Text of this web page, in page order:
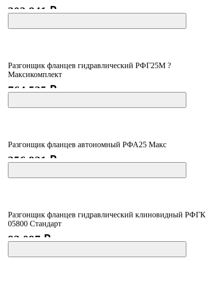
302 841 ₽
Разгонщик фланцев гидравлический РФГ25М ?
Максикомплект
764 535 ₽
Разгонщик фланцев автономный РФА25 Макс
356 921 ₽
Разгонщик фланцев гидравлический клиновидный РФГК
05800 Стандарт
93 097 ₽